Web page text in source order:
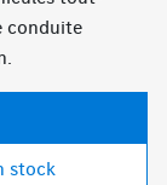
conduite
stock